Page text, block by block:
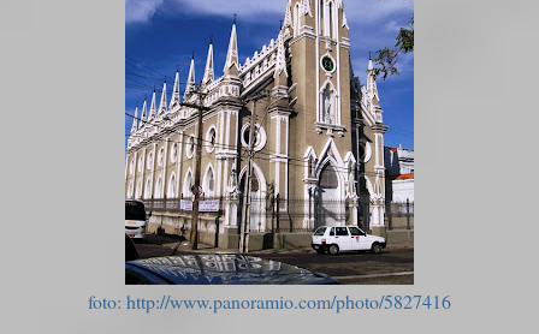
foto: http://www.panoramio.com/photo/5827416